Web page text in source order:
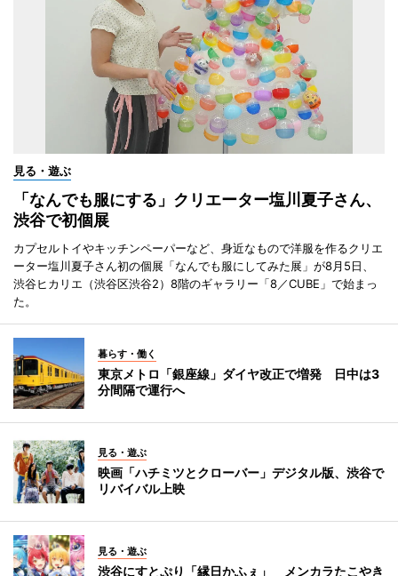
見る・遊ぶ
「なんでも服にする」クリエーター塩川夏子さん、
渋谷で初個展
カプセルトイやキッチンペーパーなど、身近なもので洋服を作るクリエ
ーター塩川夏子さん初の個展「なんでも服にしてみた展」が8月5日、
渋谷ヒカリエ（渋谷区渋谷2）8階のギャラリー「8／CUBE」で始まっ
た。
暮らす・働く
東京メトロ「銀座線」ダイヤ改正で増発 日中は3
分間隔で運行へ
見る・遊ぶ
映画「ハチミツとクローバー」デジタル版、渋谷で
リバイバル上映
見る・遊ぶ
渋谷にすとぷり「縁日かふぇ」 メンカラたこやき